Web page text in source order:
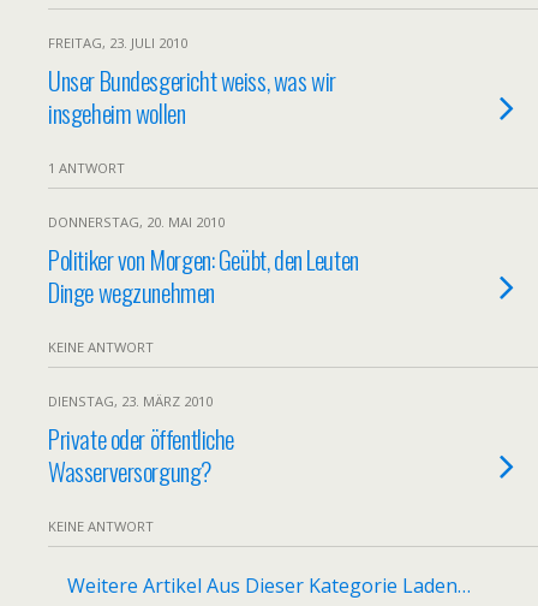
FREITAG, 23. JULI 2010
Unser Bundesgericht weiss, was wir
insgeheim wollen
1 ANTWORT
DONNERSTAG, 20. MAI 2010
Politiker von Morgen: Geübt, den Leuten
Dinge wegzunehmen
KEINE ANTWORT
DIENSTAG, 23. MÄRZ 2010
Private oder öffentliche
Wasserversorgung?
KEINE ANTWORT
Weitere Artikel Aus Dieser Kategorie Laden…